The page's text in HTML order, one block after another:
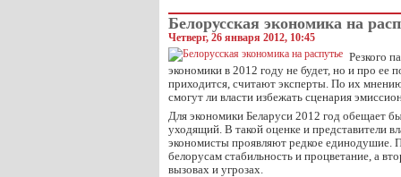
Белорусская экономика на
Четверг, 26 января 2012, 10:45
Резкого
экономики в 2012 году не будет, но и про ее
приходится, считают эксперты. По их
смогут ли власти избежать сценария
Для экономики Беларуси 2012 год обещает
уходящий. В такой оценке и представители
экономисты проявляют редкое единодушие.
белорусам стабильность и процветание, а
вызовах и угрозах.